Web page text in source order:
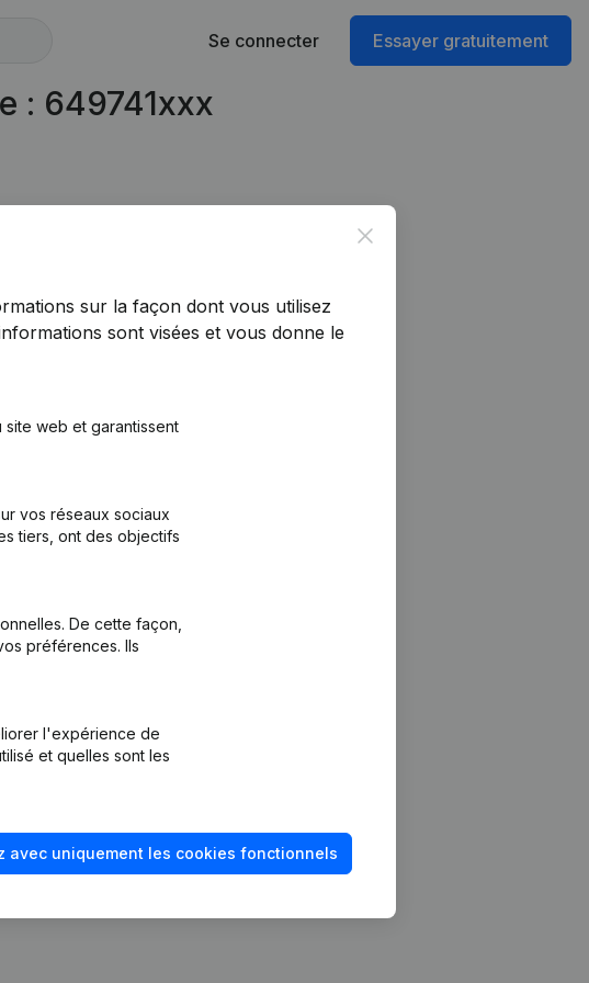
Se connecter Essayer gratuitement
: 649741xxx
Close
sur la façon dont vous utilisez
sont visées et vous donne le
web et garantissent
vos réseaux sociaux
tiers, ont des objectifs
De cette façon,
préférences. Ils
l'expérience de
et quelles sont les
avec uniquement les cookies fonctionnels
des comptes annuels
de la solvabilité